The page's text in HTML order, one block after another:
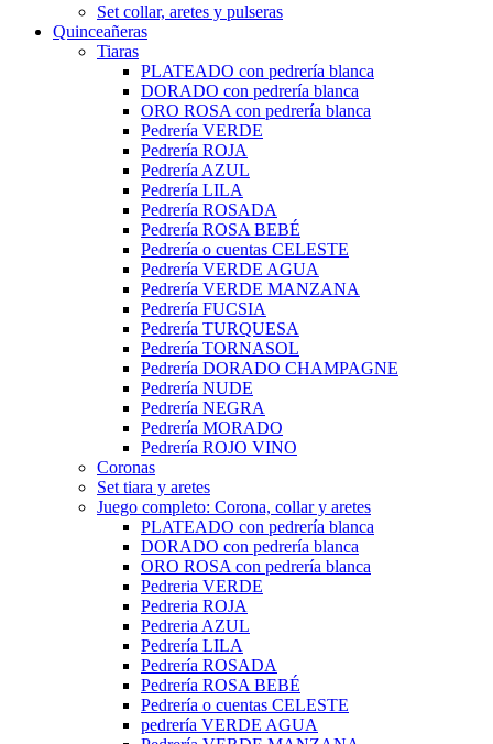
Set collar, aretes y pulseras
Quinceañeras
Tiaras
PLATEADO con pedrería blanca
DORADO con pedrería blanca
ORO ROSA con pedrería blanca
Pedrería VERDE
Pedrería ROJA
Pedrería AZUL
Pedrería LILA
Pedrería ROSADA
Pedrería ROSA BEBÉ
Pedrería o cuentas CELESTE
Pedrería VERDE AGUA
Pedrería VERDE MANZANA
Pedrería FUCSIA
Pedrería TURQUESA
Pedrería TORNASOL
Pedrería DORADO CHAMPAGNE
Pedrería NUDE
Pedrería NEGRA
Pedrería MORADO
Pedrería ROJO VINO
Coronas
Set tiara y aretes
Juego completo: Corona, collar y aretes
PLATEADO con pedrería blanca
DORADO con pedrería blanca
ORO ROSA con pedrería blanca
Pedreria VERDE
Pedreria ROJA
Pedreria AZUL
Pedrería LILA
Pedrería ROSADA
Pedrería ROSA BEBÉ
Pedrería o cuentas CELESTE
pedrería VERDE AGUA